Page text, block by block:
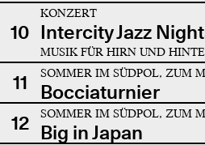
10
KONZERT
Intercity Jazz
MUSIK FÜR HIRN UND
11 SOMMER IM SÜDPOL, ZUM
Bocciaturnier
12
SOMMER IM SÜDPOL, ZUM
Big in Japan